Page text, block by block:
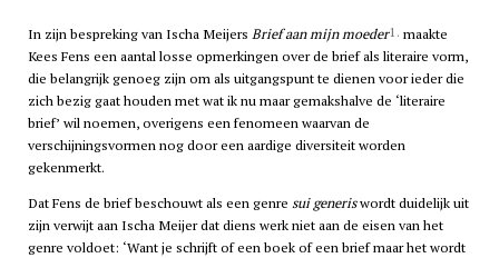
In zijn bespreking van Ischa Meijers Brief aan mijn moeder1. maakte
Kees Fens een aantal losse opmerkingen over de brief als literaire vorm,
die belangrijk genoeg zijn om als uitgangspunt te dienen voor ieder die
zich bezig gaat houden met wat ik nu maar gemakshalve de ‘literaire
brief’ wil noemen, overigens een fenomeen waarvan de
verschijningsvormen nog door een aardige diversiteit worden
gekenmerkt.
Dat Fens de brief beschouwt als een genre sui generiswordt duidelijk uit
zijn verwijt aan Ischa Meijer dat diens werk niet aan de eisen van het
genre voldoet: ‘Want je schrijft of een boek of een brief maar het wordt